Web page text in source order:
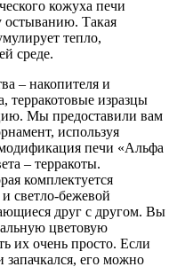
кожуха печи
остыванию. Такая
тепло,
среде.
– накопителя и
терракотовые изразцы
Мы предоставили вам
используя
печи «Альфа
– терракоты.
комплектуется
светло-бежевой
друг с другом. Вы
цветовую
их очень просто. Если
запачкался, его можно